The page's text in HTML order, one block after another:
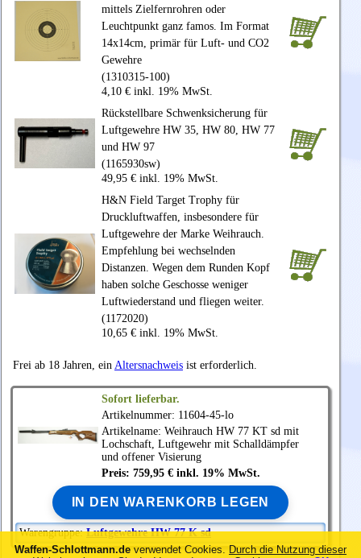
mittels Zielfernrohren oder
Leuchtpunkt ganz famos. Im Format
14x14cm, primär für Luft- und CO2
Gewehre
(1310315-100)
4,10 € inkl. 19% MwSt.
Rückstellbare Schwenksicherung für
Luftgewehre HW 35, HW 80, HW 77
und HW 97
(1165930sw)
49,95 € inkl. 19% MwSt.
H&N Field Target Trophy für
Druckluftwaffen, insbesondere für
Luftgewehre der Marke Weihrauch.
Empfehlung bei wechselnden
Distanzen. Wegen dem Runden Kopf
haben solche Geschosse weniger
Luftwiederstand und fliegen weiter.
(1172020)
10,65 € inkl. 19% MwSt.
Frei ab 18 Jahren, ein Altersnachweis ist erforderlich.
Sofort lieferbar.
Artikelnummer: 11604-45-lo
Artikelname: Weihrauch HW 77 KT sd mit
Lochschaft, Luftgewehr mit Schalldämpfer
und offener Visierung
Preis: 759,95 € inkl. 19% MwSt.
IN DEN WARENKORB LEGEN
Warengruppe:Luftgewehre HW 77 K sd
Waffen-Schlottmann.de verwendet Cookies. Durch die Nutzung dieser